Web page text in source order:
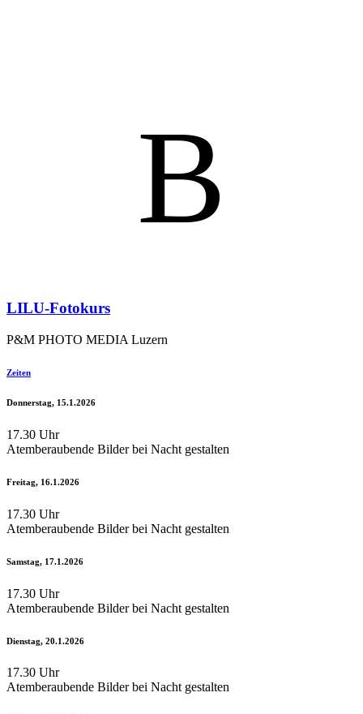
B
LILU-Fotokurs
P&M PHOTO MEDIA Luzern
Zeiten
Donnerstag, 15.1.2026
17.30 Uhr
Atemberaubende Bilder bei Nacht gestalten
Freitag, 16.1.2026
17.30 Uhr
Atemberaubende Bilder bei Nacht gestalten
Samstag, 17.1.2026
17.30 Uhr
Atemberaubende Bilder bei Nacht gestalten
Dienstag, 20.1.2026
17.30 Uhr
Atemberaubende Bilder bei Nacht gestalten